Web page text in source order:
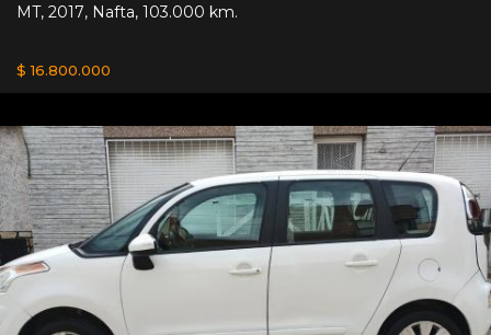
MT, 2017, Nafta, 103.000 km.
$ 16.800.000